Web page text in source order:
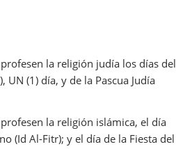
la religión judía los días del
UN (1) día, y de la Pascua Judía
la religión islámica, el día
(Id Al-Fitr); y el día de la Fiesta del